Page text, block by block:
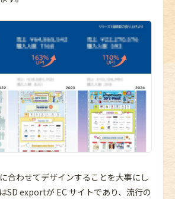
合わせてデザインすることを大事にし
SD exportが EC サイトであり、流行の